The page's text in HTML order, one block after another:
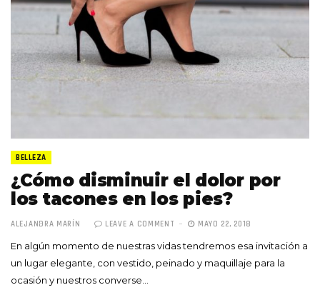
BELLEZA
¿Cómo disminuir el dolor por
los tacones en los pies?
ALEJANDRA MARÍN LEAVE A COMMENT MAYO 22, 2018
En algún momento de nuestras vidas tendremos esa invitación a
un lugar elegante, con vestido, peinado y maquillaje para la
ocasión y nuestros converse…